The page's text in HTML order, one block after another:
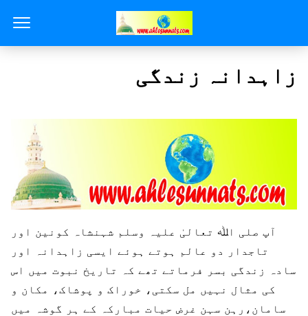
زاہدانہ زندگی
آپ صلی اﷲ تعالیٰ علیہ وسلم شہنشاہ کونین اور
تاجدار دو عالم ہوتے ہوئے ایسی زاہدانہ اور
سادہ زندگی بسر فرماتے تھے کہ تاریخ نبوت میں اس
کی مثال نہیں مل سکتی، خوراک و پوشاک، مکان و
سامان،رہن سہن غرض حیات مبارکہ کے ہر گوشہ میں